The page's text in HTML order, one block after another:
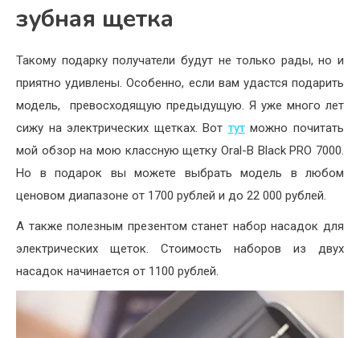
зубная щетка
Такому подарку получатели будут не только рады, но и
приятно удивлены. Особенно, если вам удастся подарить
модель, превосходящую предыдущую. Я уже много лет
сижу на электрических щетках. Вот тутможно почитать
мой обзор на мою классную щетку Oral-B Black PRO 7000.
Но в подарок вы можете выбрать модель в любом
ценовом диапазоне от 1700 рублей и до 22 000 рублей.
А также полезным презентом станет набор насадок для
электрических щеток. Стоимость наборов из двух
насадок начинается от 1100 рублей.